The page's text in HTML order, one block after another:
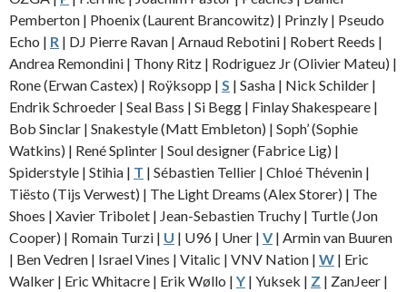
Pemberton | Phoenix (Laurent Brancowitz) | Prinzly | Pseudo
Echo | R | DJ Pierre Ravan | Arnaud Rebotini | Robert Reeds |
Andrea Remondini | Thony Ritz | Rodriguez Jr (Olivier Mateu) |
Rone (Erwan Castex) | Roÿksopp | S | Sasha | Nick Schilder |
Endrik Schroeder | Seal Bass | Si Begg | Finlay Shakespeare |
Bob Sinclar | Snakestyle (Matt Embleton) | Soph’ (Sophie
Watkins) | René Splinter | Soul designer (Fabrice Lig) |
Spiderstyle | Stihia | T | Sébastien Tellier | Chloé Thévenin |
Tiësto (Tijs Verwest) | The Light Dreams (Alex Storer) | The
Shoes | Xavier Tribolet | Jean-Sebastien Truchy | Turtle (Jon
Cooper) | Romain Turzi | U | U96 | Uner | V | Armin van Buuren
| Ben Vedren | Israel Vines | Vitalic | VNV Nation | W | Eric
Walker | Eric Whitacre | Erik Wøllo | Y | Yuksek | Z | ZanJeer |